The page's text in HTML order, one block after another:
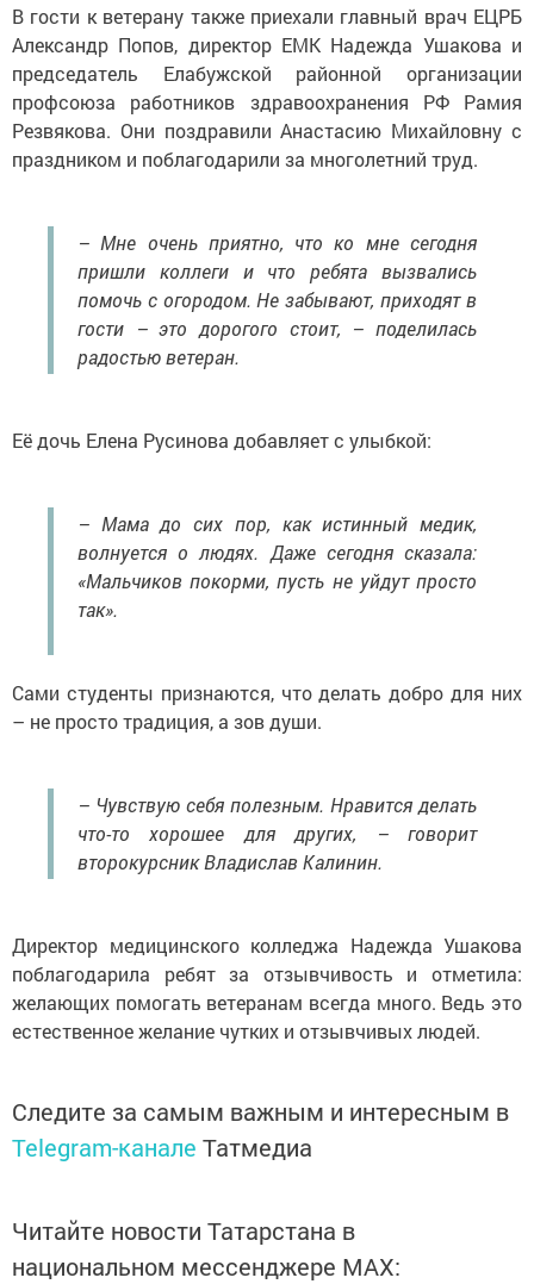
В гости к ветерану также приехали главный врач ЕЦРБ
Александр Попов, директор ЕМК Надежда Ушакова и
председатель Елабужской районной организации
профсоюза работников здравоохранения РФ Рамия
Резвякова. Они поздравили Анастасию Михайловну с
праздником и поблагодарили за многолетний труд.
– Мне очень приятно, что ко мне сегодня
пришли коллеги и что ребята вызвались
помочь с огородом. Не забывают, приходят в
гости – это дорогого стоит, – поделилась
радостью ветеран.
Её дочь Елена Русинова добавляет с улыбкой:
– Мама до сих пор, как истинный медик,
волнуется о людях. Даже сегодня сказала:
«Мальчиков покорми, пусть не уйдут просто
так».
Сами студенты признаются, что делать добро для них
– не просто традиция, а зов души.
– Чувствую себя полезным. Нравится делать
что-то хорошее для других, – говорит
второкурсник Владислав Калинин.
Директор медицинского колледжа Надежда Ушакова
поблагодарила ребят за отзывчивость и отметила:
желающих помогать ветеранам всегда много. Ведь это
естественное желание чутких и отзывчивых людей.
Следите за самым важным и интересным в
Telegram-канале Татмедиа
Читайте новости Татарстана в
национальном мессенджере MАХ: